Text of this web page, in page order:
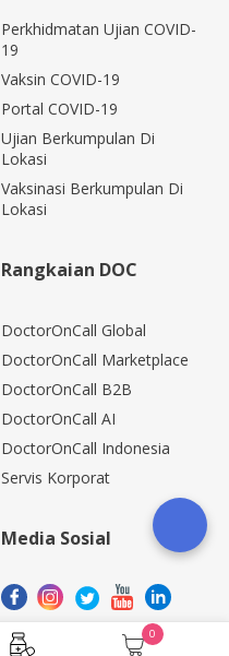
0
Perkhidmatan Ujian COVID-
19
Vaksin COVID-19
Portal COVID-19
Ujian Berkumpulan Di
Lokasi
Vaksinasi Berkumpulan Di
Lokasi
Rangkaian DOC
DoctorOnCall Global
DoctorOnCall Marketplace
DoctorOnCall B2B
DoctorOnCall AI
DoctorOnCall Indonesia
Servis Korporat
Media Sosial